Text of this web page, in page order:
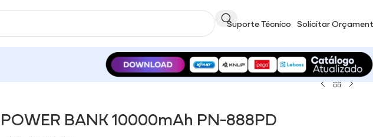
Suporte Técnico Solicitar
POWER BANK 10000mAh PN-888PD